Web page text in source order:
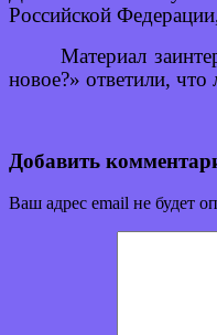
Российской
Материал
новое?» ответили,
Добавить
Ваш адрес email не будет